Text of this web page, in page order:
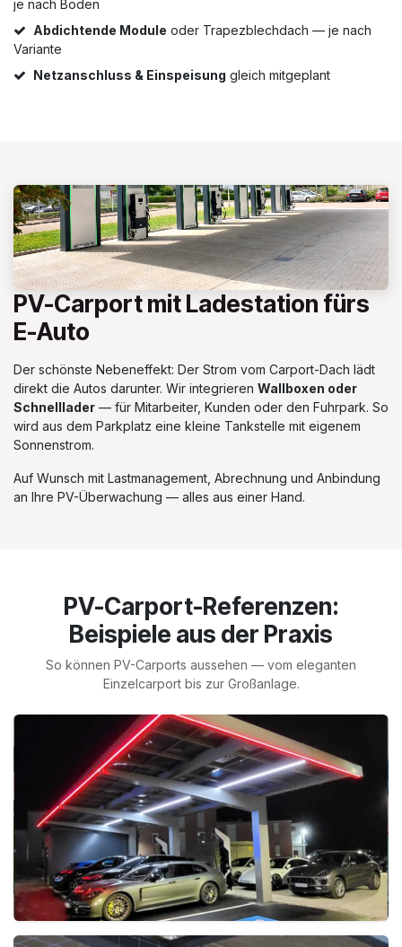
je nach Boden
Abdichtende Module oder Trapezblechdach — je nach
Variante
Netzanschluss & Einspeisung gleich mitgeplant
PV-Carport mit Ladestation fürs
E-Auto
Der schönste Nebeneffekt: Der Strom vom Carport-Dach lädt
direkt die Autos darunter. Wir integrieren Wallboxen oder
Schnelllader — für Mitarbeiter, Kunden oder den Fuhrpark. So
wird aus dem Parkplatz eine kleine Tankstelle mit eigenem
Sonnenstrom.
Auf Wunsch mit Lastmanagement, Abrechnung und Anbindung
an Ihre PV-Überwachung — alles aus einer Hand.
PV-Carport-Referenzen:
Beispiele aus der Praxis
So können PV-Carports aussehen — vom eleganten
Einzelcarport bis zur Großanlage.